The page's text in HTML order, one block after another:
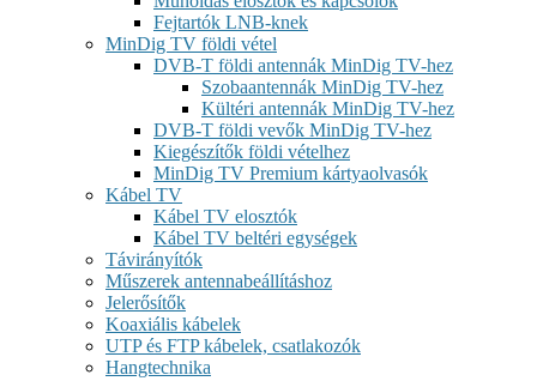
Fejtartók LNB-knek
MinDig TV földi vétel
DVB-T földi antennák MinDig TV-hez
Szobaantennák MinDig TV-hez
Kültéri antennák MinDig TV-hez
DVB-T földi vevők MinDig TV-hez
Kiegészítők földi vételhez
MinDig TV Premium kártyaolvasók
Kábel TV
Kábel TV elosztók
Kábel TV beltéri egységek
Távirányítók
Műszerek antennabeállításhoz
Jelerősítők
Koaxiális kábelek
UTP és FTP kábelek, csatlakozók
Hangtechnika